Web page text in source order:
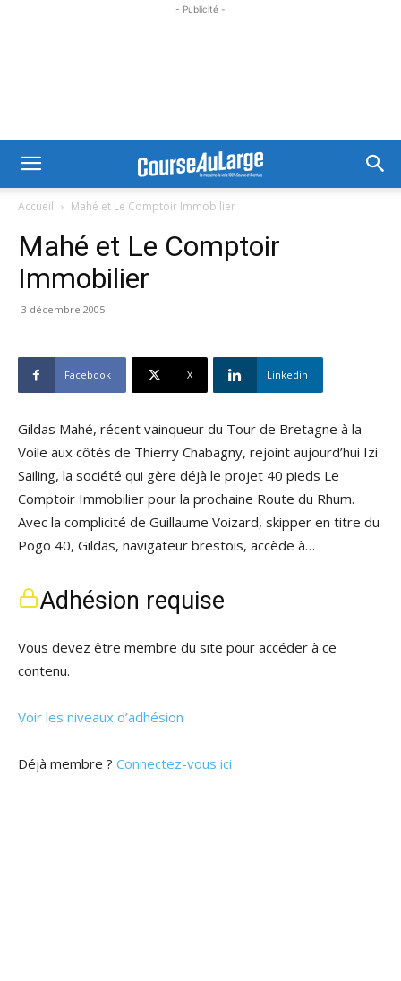
- Publicité -
Accueil Mahé et Le Comptoir Immobilier
Mahé et Le Comptoir
Immobilier
3 décembre 2005
Facebook X Linkedin
Gildas Mahé, récent vainqueur du Tour de Bretagne à la
Voile aux côtés de Thierry Chabagny, rejoint aujourd’hui Izi
Sailing, la société qui gère déjà le projet 40 pieds Le
Comptoir Immobilier pour la prochaine Route du Rhum.
Avec la complicité de Guillaume Voizard, skipper en titre du
Pogo 40, Gildas, navigateur brestois, accède à…
Adhésion requise
Vous devez être membre du site pour accéder à ce
contenu.
Voir les niveaux d’adhésion
Déjà membre ? Connectez-vous ici